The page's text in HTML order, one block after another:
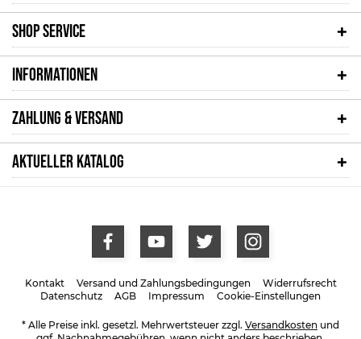
SHOP SERVICE
INFORMATIONEN
ZAHLUNG & VERSAND
AKTUELLER KATALOG
Kontakt Versand und Zahlungsbedingungen
Widerrufsrecht
Datenschutz
AGB Impressum Cookie-Einstellungen
* Alle Preise inkl. gesetzl. Mehrwertsteuer zzgl. Versandkosten und